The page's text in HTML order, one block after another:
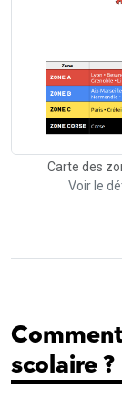
Carte des
Voir le
scolaire ?